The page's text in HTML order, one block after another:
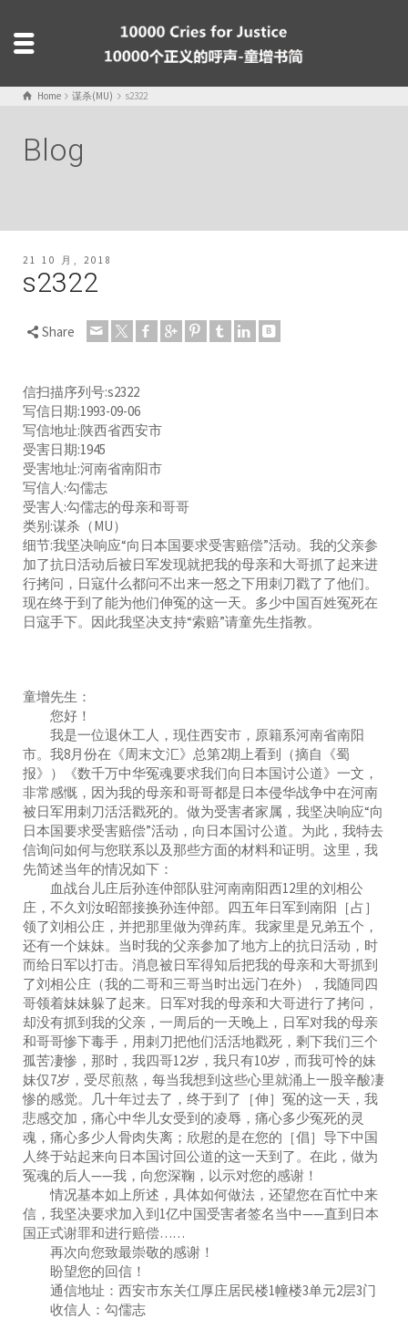
Home 谋杀(MU) s2322
Blog
21 10 月, 2018
s2322
Share
信扫描序列号:s2322
写信日期:1993-09-06
写信地址:陕西省西安市
受害日期:1945
受害地址:河南省南阳市
写信人:勾儒志
受害人:勾儒志的母亲和哥哥
类别:谋杀（MU）
细节:我坚决响应“向日本国要求受害赔偿”活动。我的父亲参
加了抗日活动后被日军发现就把我的母亲和大哥抓了起来进
行拷问，日寇什么都问不出来一怒之下用刺刀戳了了他们。
现在终于到了能为他们伸冤的这一天。多少中国百姓冤死在
日寇手下。因此我坚决支持“索赔”请童先生指教。
童增先生：
您好！
我是一位退休工人，现住西安市，原籍系河南省南阳
市。我8月份在《周末文汇》总第2期上看到（摘自《蜀
报》）《数千万中华冤魂要求我们向日本国讨公道》一文，
非常感慨，因为我的母亲和哥哥都是日本侵华战争中在河南
被日军用刺刀活活戳死的。做为受害者家属，我坚决响应“向
日本国要求受害赔偿”活动，向日本国讨公道。为此，我特去
信询问如何与您联系以及那些方面的材料和证明。这里，我
先简述当年的情况如下：
血战台儿庄后孙连仲部队驻河南南阳西12里的刘相公
庄，不久刘汝昭部接换孙连仲部。四五年日军到南阳［占］
领了刘相公庄，并把那里做为弹药库。我家里是兄弟五个，
还有一个妹妹。当时我的父亲参加了地方上的抗日活动，时
而给日军以打击。消息被日军得知后把我的母亲和大哥抓到
了刘相公庄（我的二哥和三哥当时出远门在外），我随同四
哥领着妹妹躲了起来。日军对我的母亲和大哥进行了拷问，
却没有抓到我的父亲，一周后的一天晚上，日军对我的母亲
和哥哥惨下毒手，用刺刀把他们活活地戳死，剩下我们三个
孤苦凄惨，那时，我四哥12岁，我只有10岁，而我可怜的妹
妹仅7岁，受尽煎熬，每当我想到这些心里就涌上一股辛酸凄
惨的感觉。几十年过去了，终于到了［伸］冤的这一天，我
悲感交加，痛心中华儿女受到的凌辱，痛心多少冤死的灵
魂，痛心多少人骨肉失离；欣慰的是在您的［倡］导下中国
人终于站起来向日本国讨回公道的这一天到了。在此，做为
冤魂的后人——我，向您深鞠，以示对您的感谢！
情况基本如上所述，具体如何做法，还望您在百忙中来
信，我坚决要求加入到1亿中国受害者签名当中——直到日本
国正式谢罪和进行赔偿……
再次向您致最崇敬的感谢！
盼望您的回信！
通信地址：西安市东关仜厚庄居民楼1幢楼3单元2层3门
收信人：勾儒志